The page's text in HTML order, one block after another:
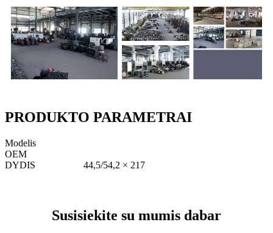
PRODUKTO PARAMETRAI
Modelis
OEM
DYDIS
44,5/54,2 × 217
Susisiekite su mumis dabar